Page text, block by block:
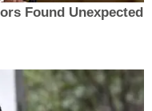
Found Unexpected